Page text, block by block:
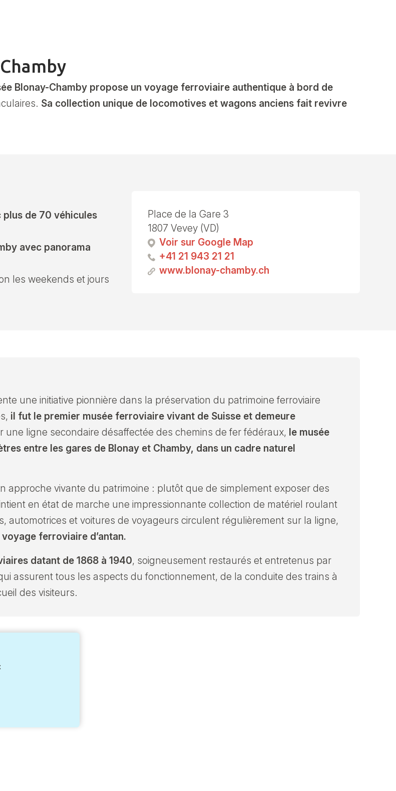
Blonay-Chamby propose un voyage ferroviaire authentique à bord de
Sa collection unique de locomotives et wagons anciens fait revivre
de 70 véhicules
avec panorama
les weekends et jours
Place de la Gare 3
1807 Vevey (VD)
Voir sur Google Map
+41 21 943 21 21
www.blonay-chamby.ch
une initiative pionnière dans la préservation du patrimoine ferroviaire
il fut le premier musée ferroviaire vivant de Suisse et demeure
une ligne secondaire désaffectée des chemins de fer fédéraux, le musée
entre les gares de Blonay et Chamby, dans un cadre naturel
approche vivante du patrimoine : plutôt que de simplement exposer des
en état de marche une impressionnante collection de matériel roulant
automotrices et voitures de voyageurs circulent régulièrement sur la ligne,
ferroviaire d’antan.
datant de 1868 à 1940, soigneusement restaurés et entretenus par
assurent tous les aspects du fonctionnement, de la conduite des trains à
des visiteurs.